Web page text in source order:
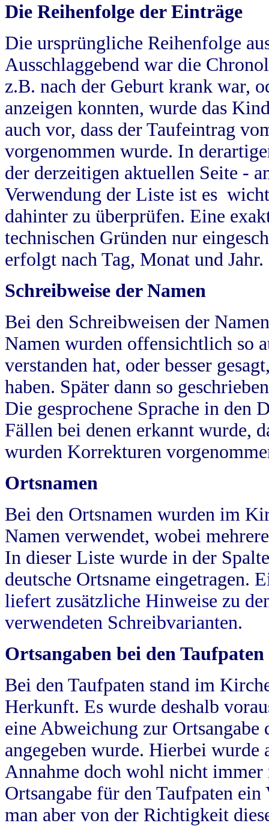
Die Reihenfolge der Einträge
Die ursprüngliche Reihenfolge
Ausschlaggebend war die
z.B. nach der Geburt krank war,
anzeigen konnten, wurde das
auch vor, dass der Taufeintrag
vorgenommen wurde. In
der derzeitigen aktuellen Seite -
Verwendung der Liste ist es
dahinter zu überprüfen. Eine
technischen Gründen nur
erfolgt nach Tag, Monat und Jahr.
Schreibweise der Namen
Bei den Schreibweisen der
Namen wurden offensichtlich so
verstanden hat, oder besser
haben. Später dann so
Die gesprochene Sprache in
Fällen bei denen erkannt wurde,
wurden Korrekturen
Ortsnamen
Bei den Ortsnamen wurden im
Namen verwendet, wobei
In dieser Liste wurde in der
deutsche Ortsname eingetragen.
liefert zusätzliche Hinweise zu
verwendeten Schreibvarianten.
Ortsangaben bei den Taufpaten
Bei den Taufpaten stand im
Herkunft. Es wurde deshalb
eine Abweichung zur
angegeben wurde. Hierbei wurde
Annahme doch wohl nicht
Ortsangabe für den Taufpaten
man aber von der Richtigkeit